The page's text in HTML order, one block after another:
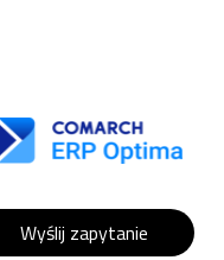
Wyślij zapytanie